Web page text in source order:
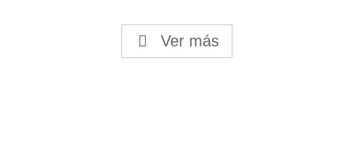
Ver más